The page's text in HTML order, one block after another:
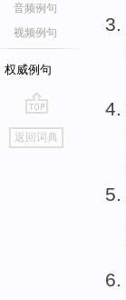
音频例句
视频例句
权威例句
go
top
返回词典